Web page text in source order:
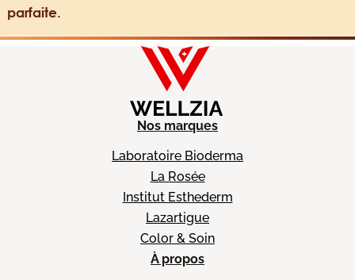
parfaite.
Nos marques
Laboratoire Bioderma
La Rosée
Institut Esthederm
Lazartigue
Color & Soin
À propos